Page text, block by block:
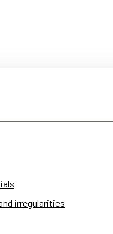
irregularities